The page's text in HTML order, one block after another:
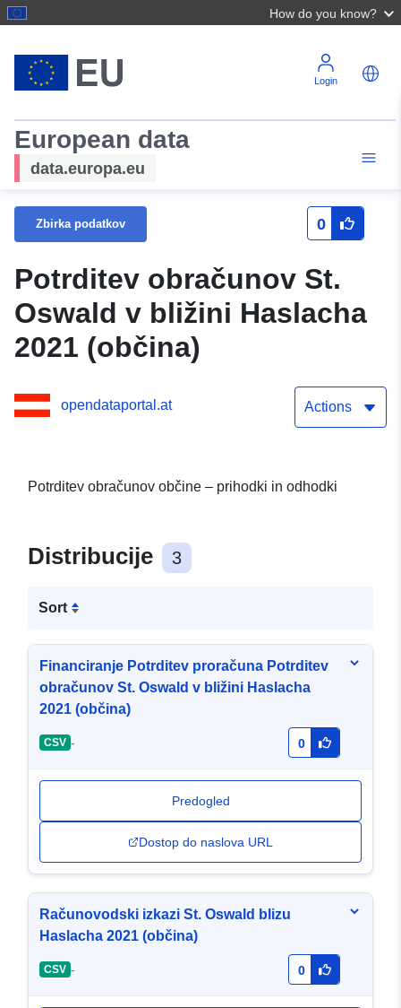
How do you know?
Login
European data
data.europa.eu
Zbirka podatkov 0
Potrditev obračunov St.
Oswald v bližini Haslacha
2021 (občina)
opendataportal.at Actions
Potrditev obračunov občine – prihodki in odhodki
Distribucije 3
Sort
Financiranje Potrditev proračuna Potrditev
obračunov St. Oswald v bližini Haslacha
2021 (občina)
CSV - 0
Predogled
Dostop do naslova URL
Računovodski izkazi St. Oswald blizu
Haslacha 2021 (občina)
CSV - 0